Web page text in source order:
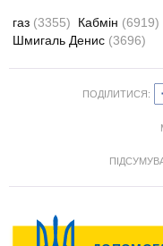
газ (3355) Кабмін (6919)
Шмигаль Денис (3696)
ПОДІЛИТИСЯ: